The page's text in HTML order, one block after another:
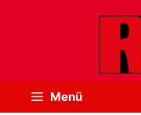
Menü